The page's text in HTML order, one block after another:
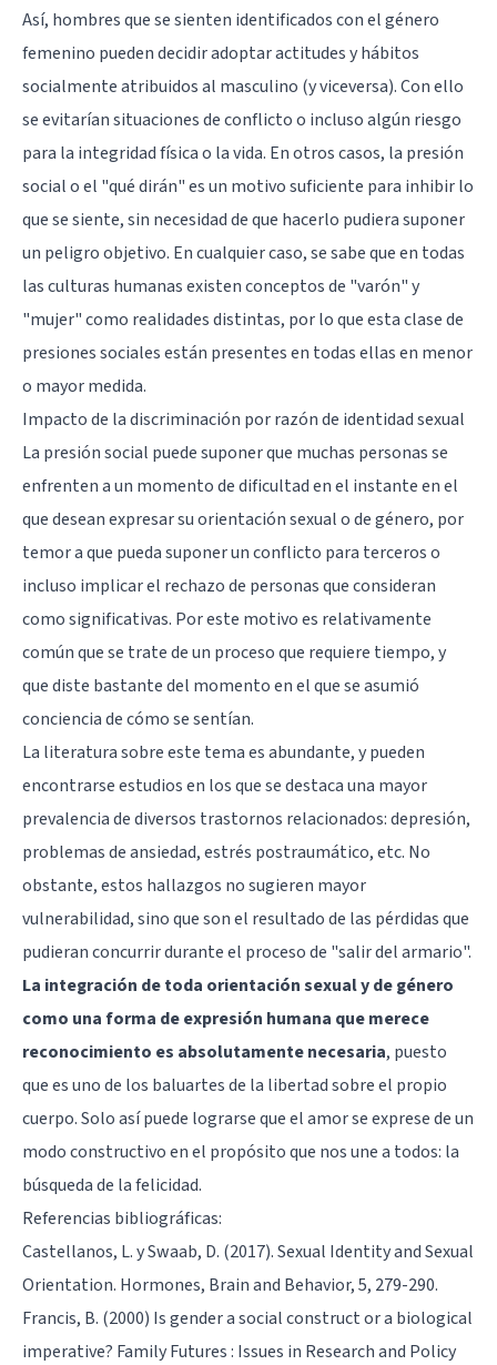
Así, hombres que se sienten identificados con el género
femenino pueden decidir adoptar actitudes y hábitos
socialmente atribuidos al masculino (y viceversa). Con ello
se evitarían situaciones de conflicto o incluso algún riesgo
para la integridad física o la vida. En otros casos, la presión
social o el "qué dirán" es un motivo suficiente para inhibir lo
que se siente, sin necesidad de que hacerlo pudiera suponer
un peligro objetivo. En cualquier caso, se sabe que en todas
las culturas humanas existen conceptos de "varón" y
"mujer" como realidades distintas, por lo que esta clase de
presiones sociales están presentes en todas ellas en menor
o mayor medida.
Impacto de la discriminación por razón de identidad sexual
La presión social puede suponer que muchas personas se
enfrenten a un momento de dificultad en el instante en el
que desean expresar su orientación sexual o de género, por
temor a que pueda suponer un conflicto para terceros o
incluso implicar el rechazo de personas que consideran
como significativas. Por este motivo es relativamente
común que se trate de un proceso que requiere tiempo, y
que diste bastante del momento en el que se asumió
conciencia de cómo se sentían.
La literatura sobre este tema es abundante, y pueden
encontrarse estudios en los que se destaca una mayor
prevalencia de diversos trastornos relacionados: depresión,
problemas de ansiedad, estrés postraumático, etc. No
obstante, estos hallazgos no sugieren mayor
vulnerabilidad, sino que son el resultado de las pérdidas que
pudieran concurrir durante el proceso de "salir del armario".
La integración de toda orientación sexual y de género
como una forma de expresión humana que merece
reconocimiento es absolutamente necesaria, puesto
que es uno de los baluartes de la libertad sobre el propio
cuerpo. Solo así puede lograrse que el amor se exprese de un
modo constructivo en el propósito que nos une a todos: la
búsqueda de la felicidad.
Referencias bibliográficas:
Castellanos, L. y Swaab, D. (2017). Sexual Identity and Sexual
Orientation. Hormones, Brain and Behavior, 5, 279-290.
Francis, B. (2000) Is gender a social construct or a biological
imperative? Family Futures : Issues in Research and Policy